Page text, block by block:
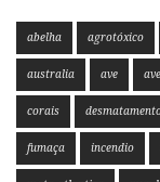
abelha agrotóxico
australia ave
corais
fumaça incendio